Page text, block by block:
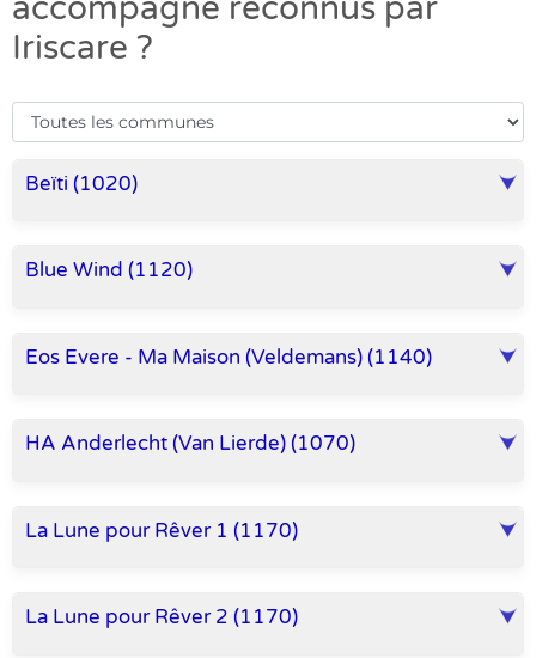
accompagné reconnus par
Iriscare ?
Beïti (1020)
Blue Wind (1120)
Eos Evere - Ma Maison (Veldemans) (1140)
HA Anderlecht (Van Lierde) (1070)
La Lune pour Rêver 1 (1170)
La Lune pour Rêver 2 (1170)